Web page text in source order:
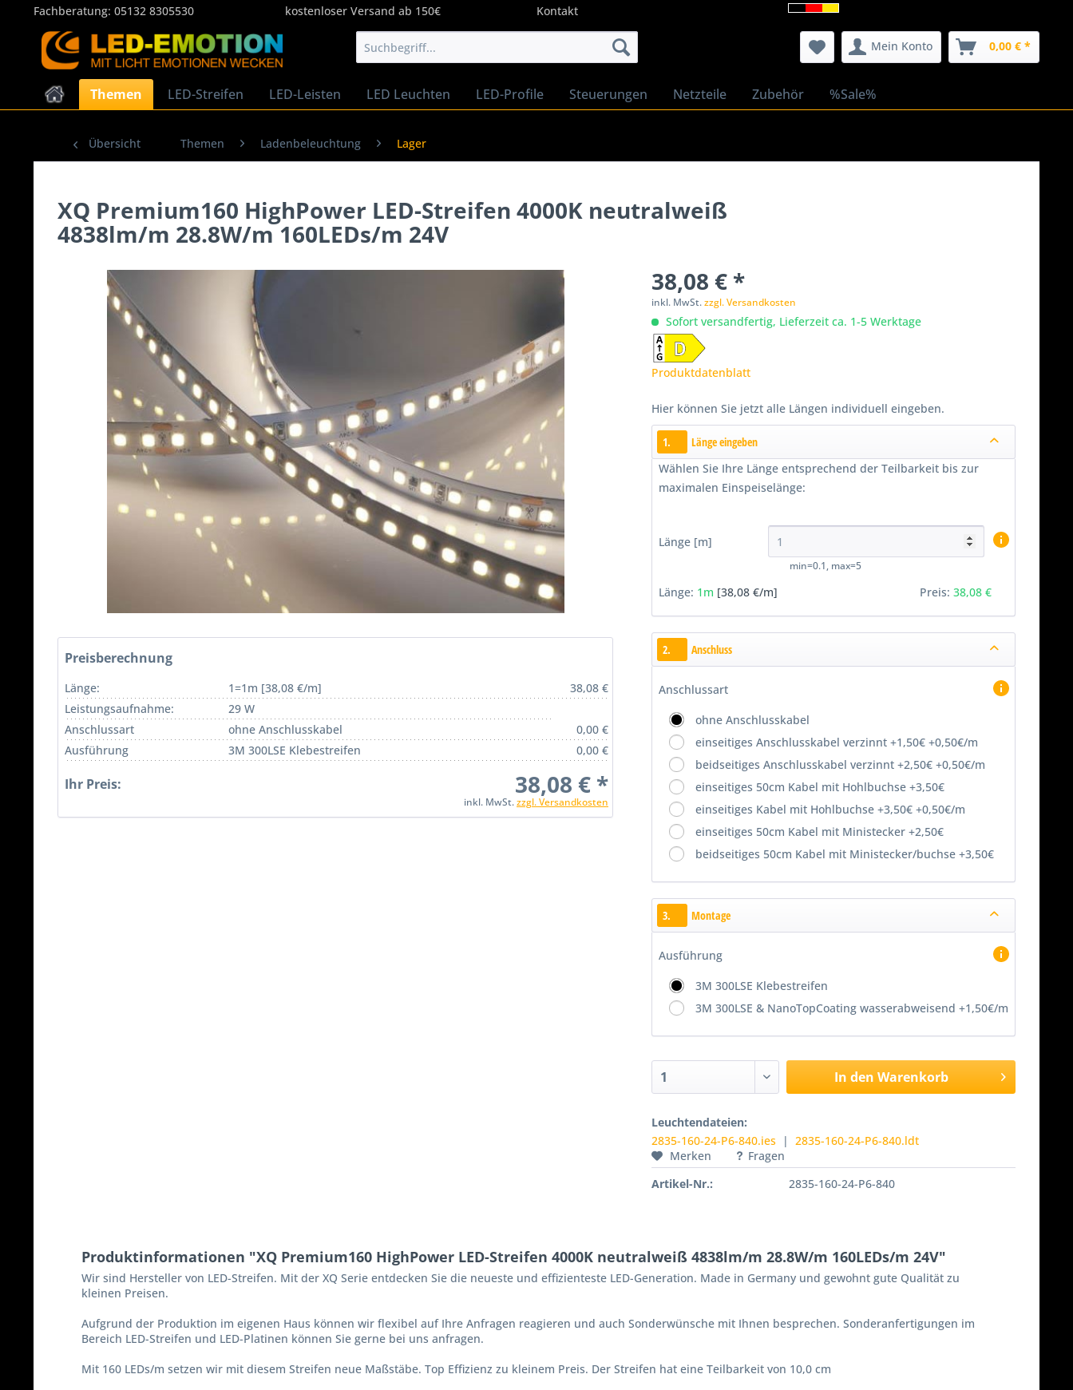
Fachberatung: 05132 8305530 kostenloser Versand ab 150€ Kontakt
Mein Konto 0,00 € *
Themen LED-Streifen LED-Leisten LED Leuchten LED-Profile Steuerungen Netzteile Zubehör %Sale%
Übersicht Themen Ladenbeleuchtung Lager
XQ Premium160 HighPower LED-Streifen 4000K neutralweiß
4838lm/m 28.8W/m 160LEDs/m 24V
Preisberechnung
Länge: 1=1m [38,08 €/m]
38,08 €
Leistungsaufnahme:
29 W
Anschlussart
ohne Anschlusskabel
0,00 €
Ausführung
3M 300LSE Klebestreifen 0,00 €
Ihr Preis: 38,08 € *
inkl. MwSt.zzgl. Versandkosten
38,08 € *
inkl. MwSt.zzgl. Versandkosten
Sofort versandfertig, Lieferzeit ca. 1-5 Werktage
Produktdatenblatt
Hier können Sie jetzt alle Längen individuell eingeben.
1.
Länge eingeben
Wählen Sie Ihre Länge entsprechend der Teilbarkeit bis zur
maximalen Einspeiselänge:
Länge [m]
min=0.1, max=5
Länge: 1m [38,08 €/m] Preis: 38,08 €
2. Anschluss
Anschlussart
ohne Anschlusskabel
einseitiges Anschlusskabel verzinnt +1,50€ +0,50€/m
beidseitiges Anschlusskabel verzinnt +2,50€ +0,50€/m
einseitiges 50cm Kabel mit Hohlbuchse +3,50€
einseitiges Kabel mit Hohlbuchse +3,50€ +0,50€/m
einseitiges 50cm Kabel mit Ministecker +2,50€
beidseitiges 50cm Kabel mit Ministecker/buchse +3,50€
3. Montage
Ausführung
3M 300LSE Klebestreifen
3M 300LSE & NanoTopCoating wasserabweisend +1,50€/m
In den Warenkorb
Leuchtendateien:
2835-160-24-P6-840.ies | 2835-160-24-P6-840.ldt
Merken
Fragen
Artikel-Nr.:
2835-160-24-P6-840
Produktinformationen "XQ Premium160 HighPower LED-Streifen 4000K neutralweiß 4838lm/m 28.8W/m 160LEDs/m 24V"
Wir sind Hersteller von LED-Streifen. Mit der XQ Serie entdecken Sie die neueste und effizienteste LED-Generation. Made in Germany und gewohnt gute Qualität zu
kleinen Preisen.
Aufgrund der Produktion im eigenen Haus können wir flexibel auf Ihre Anfragen reagieren und auch Sonderwünsche mit Ihnen besprechen. Sonderanfertigungen im
Bereich LED-Streifen und LED-Platinen können Sie gerne bei uns anfragen.
Mit 160 LEDs/m setzen wir mit diesem Streifen neue Maßstäbe. Top Effizienz zu kleinem Preis. Der Streifen hat eine Teilbarkeit von 10,0 cm